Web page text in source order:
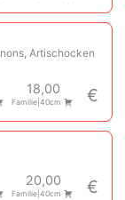
Artischocken
18,00
Familie|40cm €
20,00
Familie|40cm €